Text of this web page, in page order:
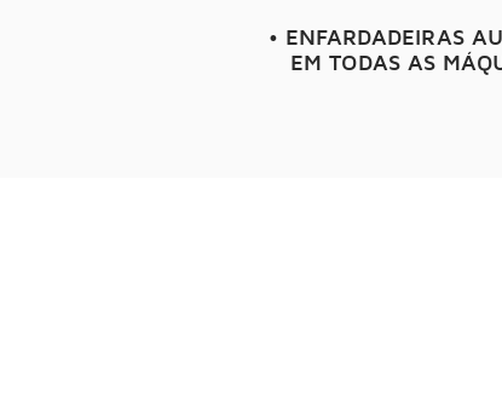
• ENFARDADEIRAS
EM TODAS AS